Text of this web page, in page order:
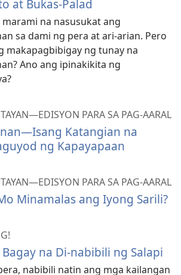
at Bukas-Palad
na nasusukat ang
sa dami ng pera at ari-arian. Pero
makapagbibigay ng tunay na
Ano ang ipinakikita ng
PARA SA PAG-AARAL
Katangian na
ng Kapayapaan
PARA SA PAG-AARAL
Minamalas ang Iyong Sarili?
na Di-nabibili ng Salapi
nabibili natin ang mga kailangan